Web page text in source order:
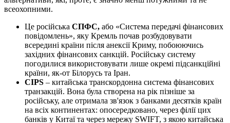
всеохопними.
Це російська СПФС, або «Система передачі фінансових
повідомлень», яку Кремль почав розбудовувати
всередині країни після анексії Криму, побоюючись
західних фінансових санкцій. Російську систему
погодилися використовувати лише окремі підсанкційні
країни, як-от Білорусь та Іран.
CIPS – китайська транскордонна система фінансових
транзакцій. Вона була створена на рік пізніше за
російську, але отримала зв'язок з банками десятків країн
на всіх континентах: опосередковано, через філії цих
банків у Китаї та через мережу SWIFT, з якою китайська